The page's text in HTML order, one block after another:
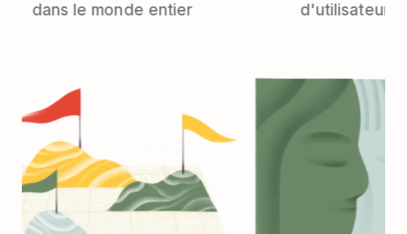
dans le monde entier d'utilisateurs Pro